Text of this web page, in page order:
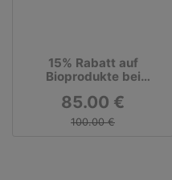
15% Rabatt auf
Bioprodukte bei
85.00 €
100.00 €